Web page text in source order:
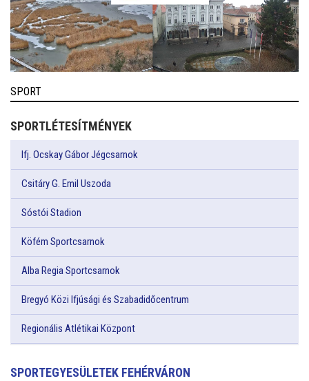
SPORT
SPORTLÉTESÍTMÉNYEK
Ifj. Ocskay Gábor Jégcsarnok
Csitáry G. Emil Uszoda
Sóstói Stadion
Köfém Sportcsarnok
Alba Regia Sportcsarnok
Bregyó Közi Ifjúsági és Szabadidőcentrum
Regionális Atlétikai Központ
SPORTEGYESÜLETEK FEHÉRVÁRON